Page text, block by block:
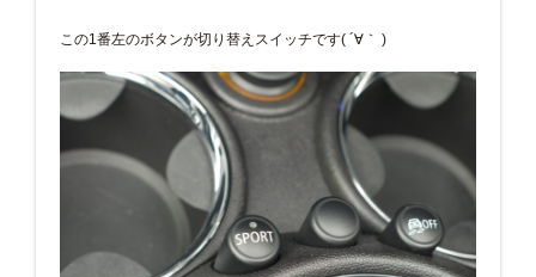
この1番左のボタンが切り替えスイッチです( ´∀｀ )